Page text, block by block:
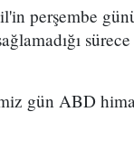
perşembe
gün ABD